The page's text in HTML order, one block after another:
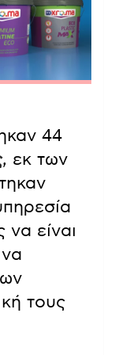
44
, εκ των
να είναι
να
τους